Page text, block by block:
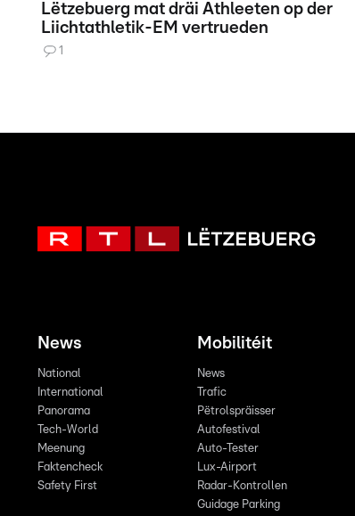
Lëtzebuerg mat dräi Athleeten op der
Liichtathletik-EM vertrueden
1
News
National
International
Panorama
Tech-World
Meenung
Faktencheck
Safety First
Mobilitéit
News
Trafic
Pëtrolspräisser
Autofestival
Auto-Tester
Lux-Airport
Radar-Kontrollen
Guidage Parking